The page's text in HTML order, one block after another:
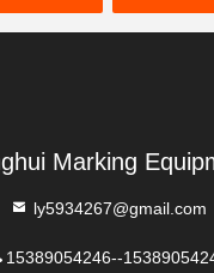
Marking
ly5934267@gmail.com
15389054246--